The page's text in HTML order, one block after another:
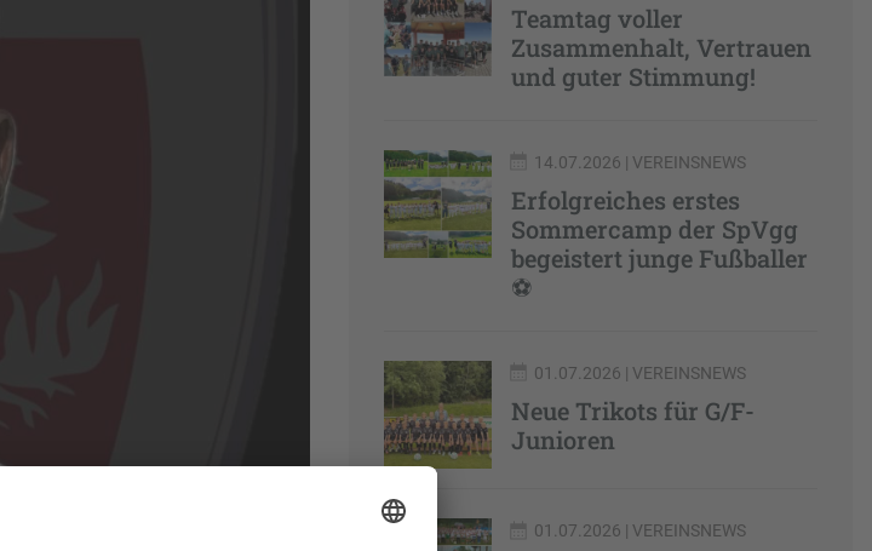
Teamtag voller
Zusammenhalt, Vertrauen
und guter Stimmung!
14.07.2026 | VEREINSNEWS
Erfolgreiches erstes
Sommercamp der SpVgg
begeistert junge Fußballer
⚽️
01.07.2026 | VEREINSNEWS
Neue Trikots für G/F-
Junioren
01.07.2026 | VEREINSNEWS